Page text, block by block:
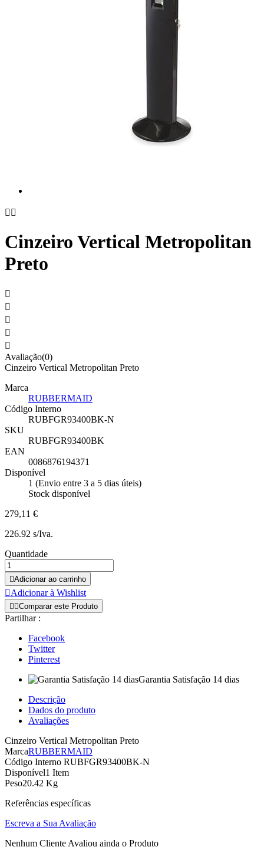
 
Cinzeiro Vertical Metropolitan
Preto





Avaliação(0)
Cinzeiro Vertical Metropolitan Preto
Marca
RUBBERMAID
Código Interno
RUBFGR93400BK-N
SKU
RUBFGR93400BK
EAN
0086876194371
Disponível
1 (Envio entre 3 a 5 dias úteis)
Stock disponível
279,11 €
226.92 s/Iva.
Quantidade
Adicionar ao carrinho
Adicionar à Wishlist
 Comparar este Produto
Partilhar :
Facebook
Twitter
Pinterest
Garantia Satisfação 14 dias
Descrição
Dados do produto
Avaliações
Cinzeiro Vertical Metropolitan Preto
MarcaRUBBERMAID
Código Interno RUBFGR93400BK-N
Disponível1 Item
Peso20.42 Kg
Referências específicas
Escreva a Sua Avaliação
Nenhum Cliente Avaliou ainda o Produto